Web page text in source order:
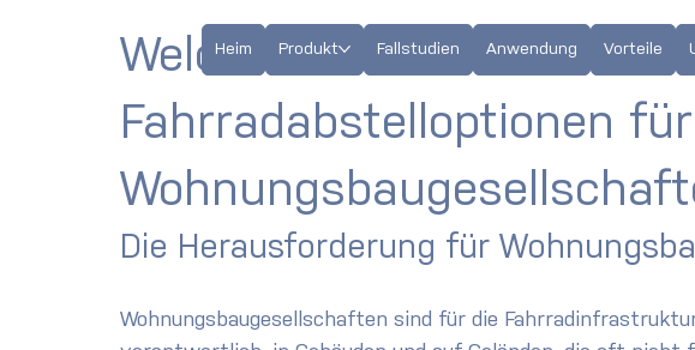
Heim Produkt Fallstudien Anwendung Vorteile
Welche sind die besten
Fahrradabstelloptionen für
Die Herausforderung für
Wohnungsbaugesellschaften sind für die